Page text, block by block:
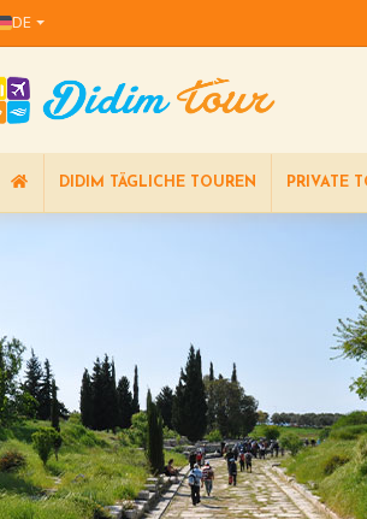
DE
DIDIM TÄGLICHE TOUREN PRIVATE